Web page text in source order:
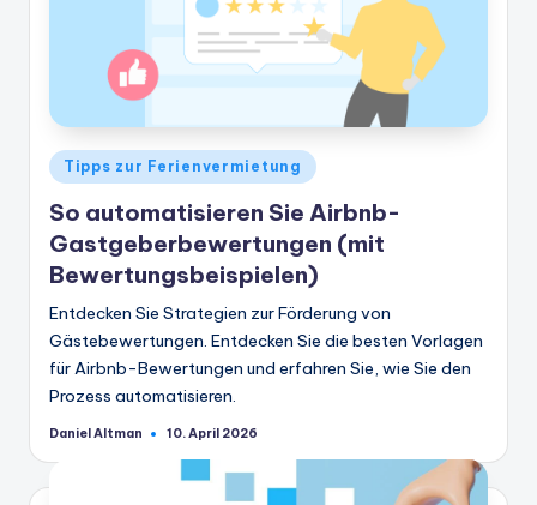
Veröffentlicht
in
Tipps zur Ferienvermietung
So automatisieren Sie Airbnb-
Gastgeberbewertungen (mit
Bewertungsbeispielen)
Entdecken Sie Strategien zur Förderung von
Gästebewertungen. Entdecken Sie die besten Vorlagen
für Airbnb-Bewertungen und erfahren Sie, wie Sie den
Prozess automatisieren.
Geschrieben
Daniel Altman 10. April 2026